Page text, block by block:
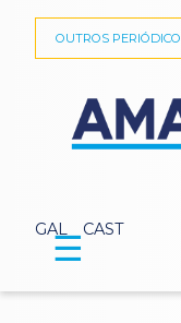
GAL CAST
OUTROS
☰